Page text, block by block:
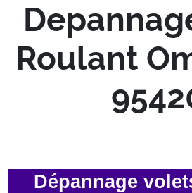
Roulant
Dépannage